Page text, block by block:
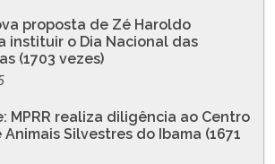
proposta de Zé Haroldo
instituir o Dia Nacional das
(1703 vezes)
MPRR realiza diligência ao Centro
Silvestres do Ibama (1671